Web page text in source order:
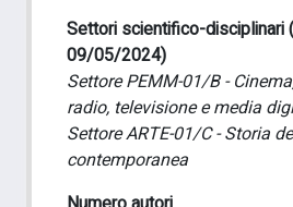
Settori scientifico-disciplinari
09/05/2024)
Settore PEMM-01/B -
radio, televisione e media
Settore ARTE-01/C - Storia
contemporanea